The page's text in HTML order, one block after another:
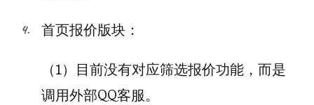
首页报价版块：
（1）目前没有对应筛选报价功能，而是
调用外部QQ客服。